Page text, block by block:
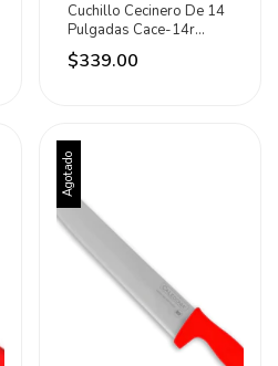
Cuchillo Cecinero De 14
Pulgadas Cace-14r
Caledonia Rojo
$339.00
Agotado